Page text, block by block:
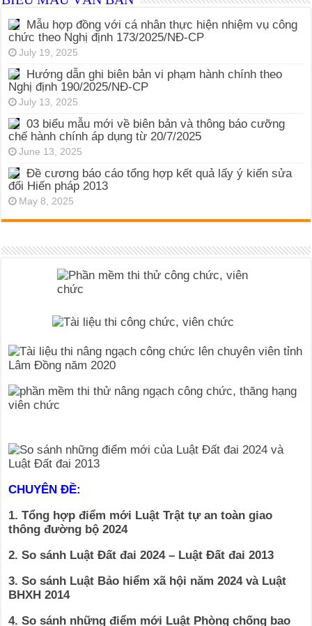
Mẫu hợp đồng với cá nhân thực hiện nhiệm vụ công
chức theo Nghị định 173/2025/NĐ-CP
July 19, 2025
Hướng dẫn ghi biên bản vi phạm hành chính theo
Nghị định 190/2025/NĐ-CP
July 13, 2025
03 biểu mẫu mới về biên bản và thông báo cưỡng
chế hành chính áp dụng từ 20/7/2025
June 13, 2025
Đề cương báo cáo tổng hợp kết quả lấy ý kiến sửa
đổi Hiến pháp 2013
May 8, 2025
CHUYÊN ĐỀ:
1. Tổng hợp điểm mới Luật Trật tự an toàn giao
thông đường bộ 2024
2. So sánh Luật Đất đai 2024 – Luật Đất đai 2013
3. So sánh Luật Bảo hiểm xã hội năm 2024 và Luật
BHXH 2014
4. So sánh những điểm mới Luật Phòng chống bao